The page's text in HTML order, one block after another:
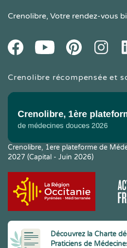
Crenolibre, Votre rendez-vous
FacebookYoutube Pintereset
Crenolibre récompensée et
Crenolibre, 1ere plateforme de
2027 (Capital - Juin 2026)
Découvrez la Charte
Praticiens de